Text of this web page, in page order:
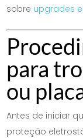
sobre upgrades
para
ou
Antes de iniciar
proteção